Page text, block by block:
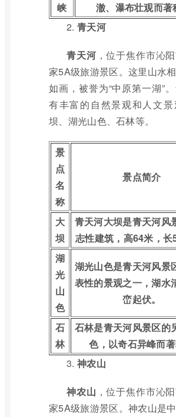
峡
澈、瀑布壮观而著
2. 青天河
青天河，位于焦作市沁
家5A级旅游景区。这里山水
如画，被誉为“中原第一湖”
有丰富的自然景观和人文
坝、湖光山色、石林等。
景
点
名
称
景点简介
大
坝
青天河大坝是青天河风
志性建筑，高64米，长
湖
光
山
色
湖光山色是青天河风景
表性的景观之一，湖水
峦起伏。
石
林
石林是青天河风景区的
色，以奇石异峰而著
3. 神农山
神农山 ，位于焦作市沁
家5A级旅游景区。神农山是